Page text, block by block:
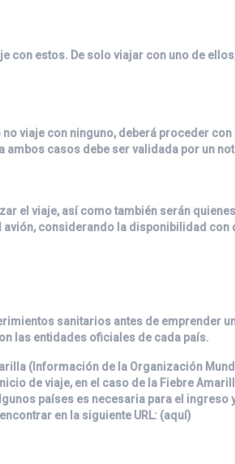
con estos. De solo viajar con uno de
viaje con ninguno, deberá proceder
casos debe ser validada por un
el viaje, así como también serán
considerando la disponibilidad con
sanitarios antes de emprender
las entidades oficiales de cada país.
(Información de la Organización
de viaje, en el caso de la Fiebre
países es necesaria para el
en la siguiente URL: (aquí)